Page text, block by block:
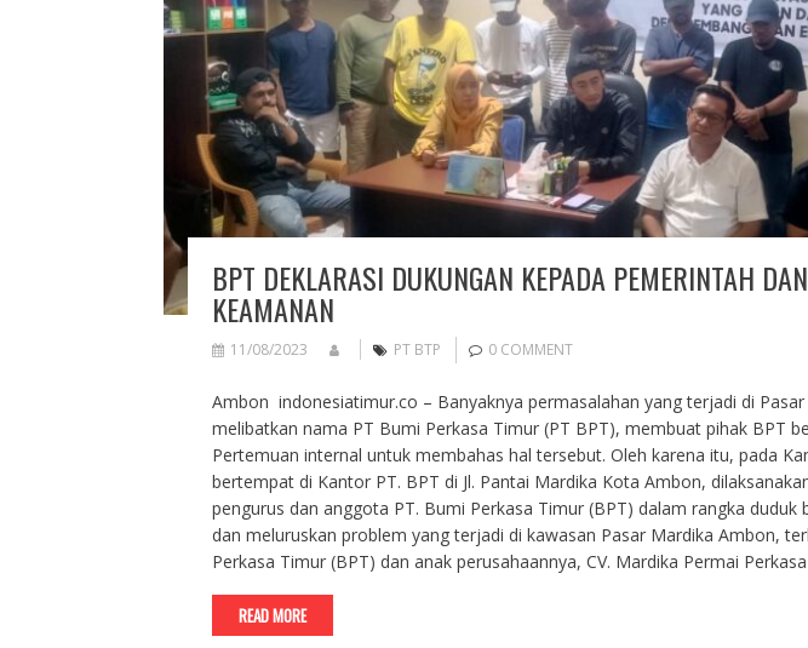
BPT DEKLARASI DUKUNGAN KEPADA PEMERINTAH
KEAMANAN
11/08/2023 PT BTP 0 COMMENT
Ambon indonesiatimur.co – Banyaknya permasalahan yang terjadi di
melibatkan nama PT Bumi Perkasa Timur (PT BPT), membuat pihak BPT
Pertemuan internal untuk membahas hal tersebut. Oleh karena itu, pada
bertempat di Kantor PT. BPT di Jl. Pantai Mardika Kota Ambon,
pengurus dan anggota PT. Bumi Perkasa Timur (BPT) dalam rangka duduk
dan meluruskan problem yang terjadi di kawasan Pasar Mardika Ambon,
Perkasa Timur (BPT) dan anak perusahaannya, CV. Mardika Permai
READ MORE